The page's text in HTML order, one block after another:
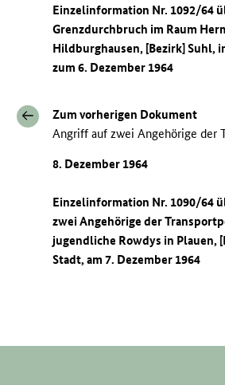
Einzelinformation Nr. 1092/64
Grenzdurchbruch im Raum
Hildburghausen, [Bezirk] Suhl,
zum 6. Dezember 1964
Zum vorherigen Dokument
Angriff auf zwei Angehörige der
8. Dezember 1964
Einzelinformation Nr. 1090/64
zwei Angehörige der
jugendliche Rowdys in Plauen,
Stadt, am 7. Dezember 1964